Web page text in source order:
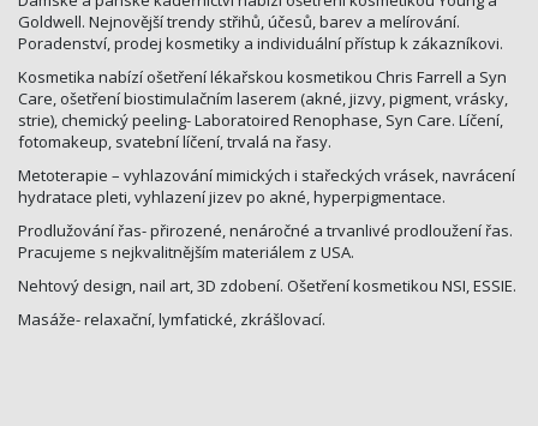
Goldwell. Nejnovější trendy střihů, účesů, barev a melírování.
Poradenství, prodej kosmetiky a individuální přístup k zákazníkovi.
Kosmetika nabízí ošetření lékařskou kosmetikou Chris Farrell a Syn
Care, ošetření biostimulačním laserem (akné, jizvy, pigment, vrásky,
strie), chemický peeling- Laboratoired Renophase, Syn Care. Líčení,
fotomakeup, svatební líčení, trvalá na řasy.
Metoterapie – vyhlazování mimických i stařeckých vrásek, navrácení
hydratace pleti, vyhlazení jizev po akné, hyperpigmentace.
Prodlužování řas- přirozené, nenáročné a trvanlivé prodloužení řas.
Pracujeme s nejkvalitnějším materiálem z USA.
Nehtový design, nail art, 3D zdobení. Ošetření kosmetikou NSI, ESSIE.
Masáže- relaxační, lymfatické, zkrášlovací.